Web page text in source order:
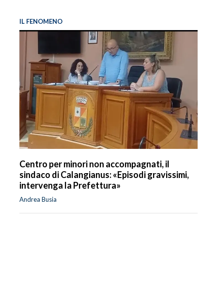
IL FENOMENO
Centro per minori non accompagnati, il
sindaco di Calangianus: «Episodi gravissimi,
intervenga la Prefettura»
Andrea Busia